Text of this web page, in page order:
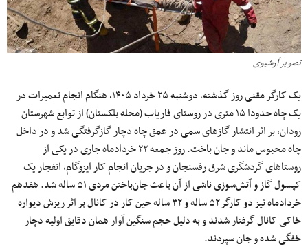
تصویر آرشیوی
یک کارگر مقنی روز گذشته، دوشنبه ۲۵ خرداد ۱۴۰۵، هنگام انجام تعمیرات در
یک چاه حدودا ۱۵ متری در روستای فاریاب (محله بلکستان) از توابع شهرستان
رودان، بر اثر انتشار گازهای سمی در عمق چاه دچار گازگرفتگی شد و در داخل
چاه محبوس ماند و جان باخت. روز جمعه ۲۲ خردادماه جاری در یکی از
روستاهای گردشگری شرق رفسنجان و در جریان انجام کار ایزوگام، انفجار یک
کپسول گاز و آتش‌سوزی ناشی از آن باعث جان‌باختن مردی ۵۱ ساله شد. هفدهم
خردادماه نیز دو کارگر ۵۲ ساله و ۳۲ ساله حین کار در کانال بر اثر ریزش دیواره
خاکی کانال گرفتار شدند و به دلیل حجم سنگین آوار همان دقایق اولیه دچار
خفگی شده و جان سپردند.